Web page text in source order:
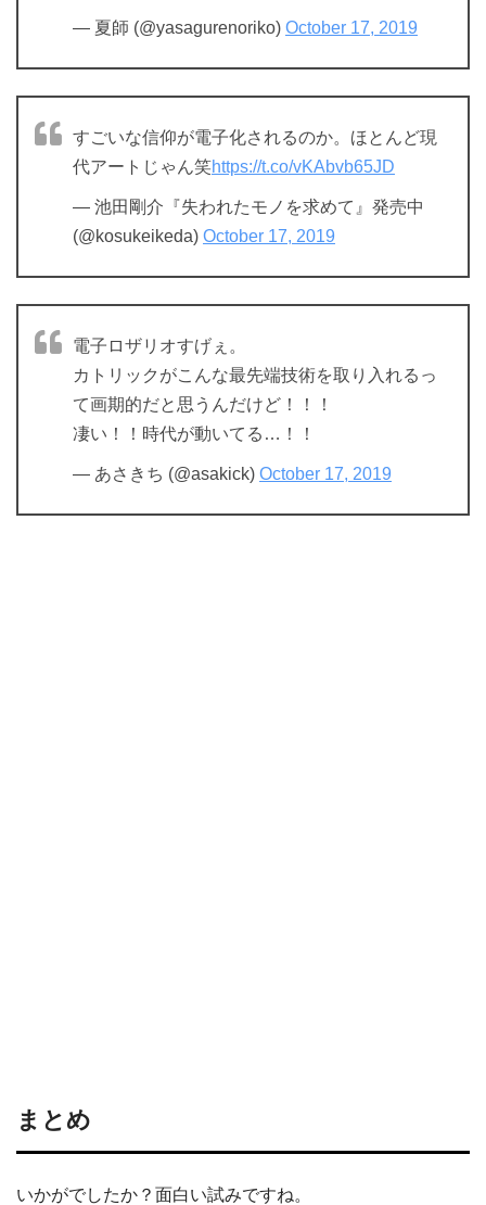
— 夏師 (@yasagurenoriko) October 17, 2019
すごいな信仰が電子化されるのか。ほとんど現
代アートじゃん笑https://t.co/vKAbvb65JD
— 池田剛介『失われたモノを求めて』発売中
(@kosukeikeda) October 17, 2019
電子ロザリオすげぇ。
カトリックがこんな最先端技術を取り入れるっ
て画期的だと思うんだけど！！！
凄い！！時代が動いてる…！！
— あさきち (@asakick) October 17, 2019
まとめ
いかがでしたか？面白い試みですね。